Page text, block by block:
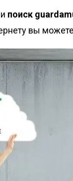
поиск
вы